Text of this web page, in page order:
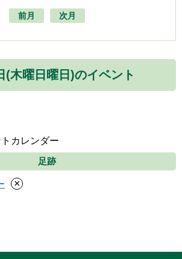
前月 次月
(木曜日曜日)のイベント
カレンダー
足跡
×